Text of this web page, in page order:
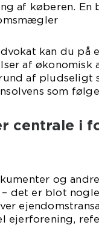
af køberen. En
kan du på
af økonomisk
af pludseligt
som
centrale i
og
det er blot
ejerforening,